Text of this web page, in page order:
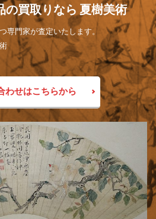
の買取りなら 夏樹美術
専門家が査定いたします。
わせはこちらから